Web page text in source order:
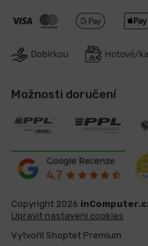
Možnosti doručení
Vytvořil Shoptet Premium
Copyright 2026
Upravit nastavení cookies